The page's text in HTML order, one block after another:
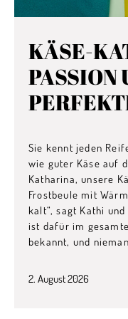
KÄSE-
PASSION
Sie kennt jeden
wie guter Käse auf
Katharina, unsere
Frostbeule mit
kalt“, sagt Kathi
ist dafür im
bekannt, und
2. August 2026